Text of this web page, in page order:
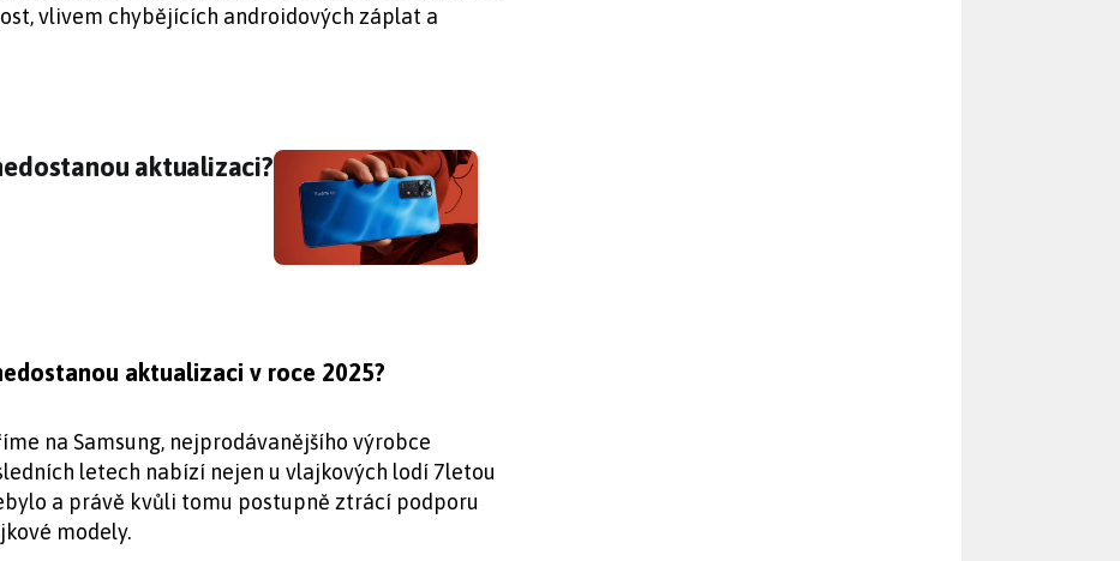
vlivem chybějících androidových záplat a
aktualizaci?
aktualizaci?
aktualizaci v roce 2025?
na Samsung, nejprodávanějšího výrobce
letech nabízí nejen u vlajkových lodí 7letou
a právě kvůli tomu postupně ztrácí podporu
modely.